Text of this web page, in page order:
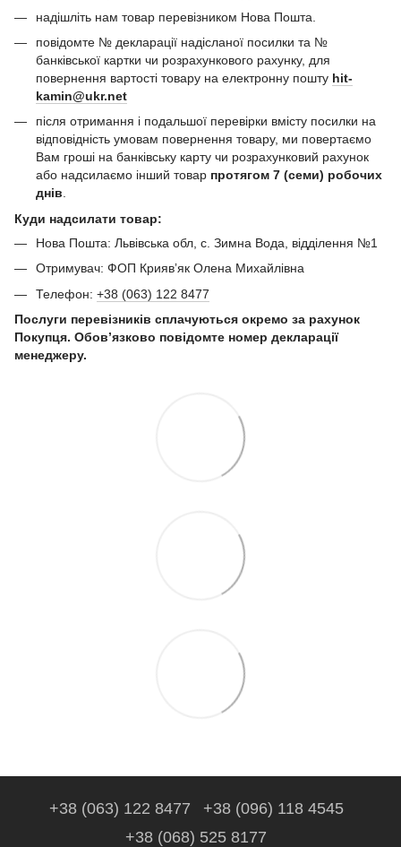
надішліть нам товар перевізником Нова Пошта.
повідомте № декларації надісланої посилки та №
банківської картки чи розрахункового рахунку, для
повернення вартості товару на електронну пошту hit-
kamin@ukr.net
після отримання і подальшої перевірки вмісту посилки на
відповідність умовам повернення товару, ми повертаємо
Вам гроші на банківську карту чи розрахунковий рахунок
або надсилаємо інший товар протягом 7 (семи) робочих
днів.
Куди надсилати товар:
Нова Пошта: Львівська обл, с. Зимна Вода, відділення №1
Отримувач: ФОП Криявʼяк Олена Михайлівна
Телефон: +38 (063) 122 8477
Послуги перевізників сплачуються окремо за рахунок
Покупця. Обов’язково повідомте номер декларації
менеджеру.
+38 (063) 122 8477
+38 (096) 118 4545
+38 (068) 525 8177